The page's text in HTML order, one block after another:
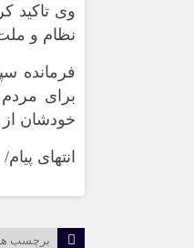
وی تاکید
نظام و
فرمانده
برای
خودشان از
انتهای پیام/
برچسب